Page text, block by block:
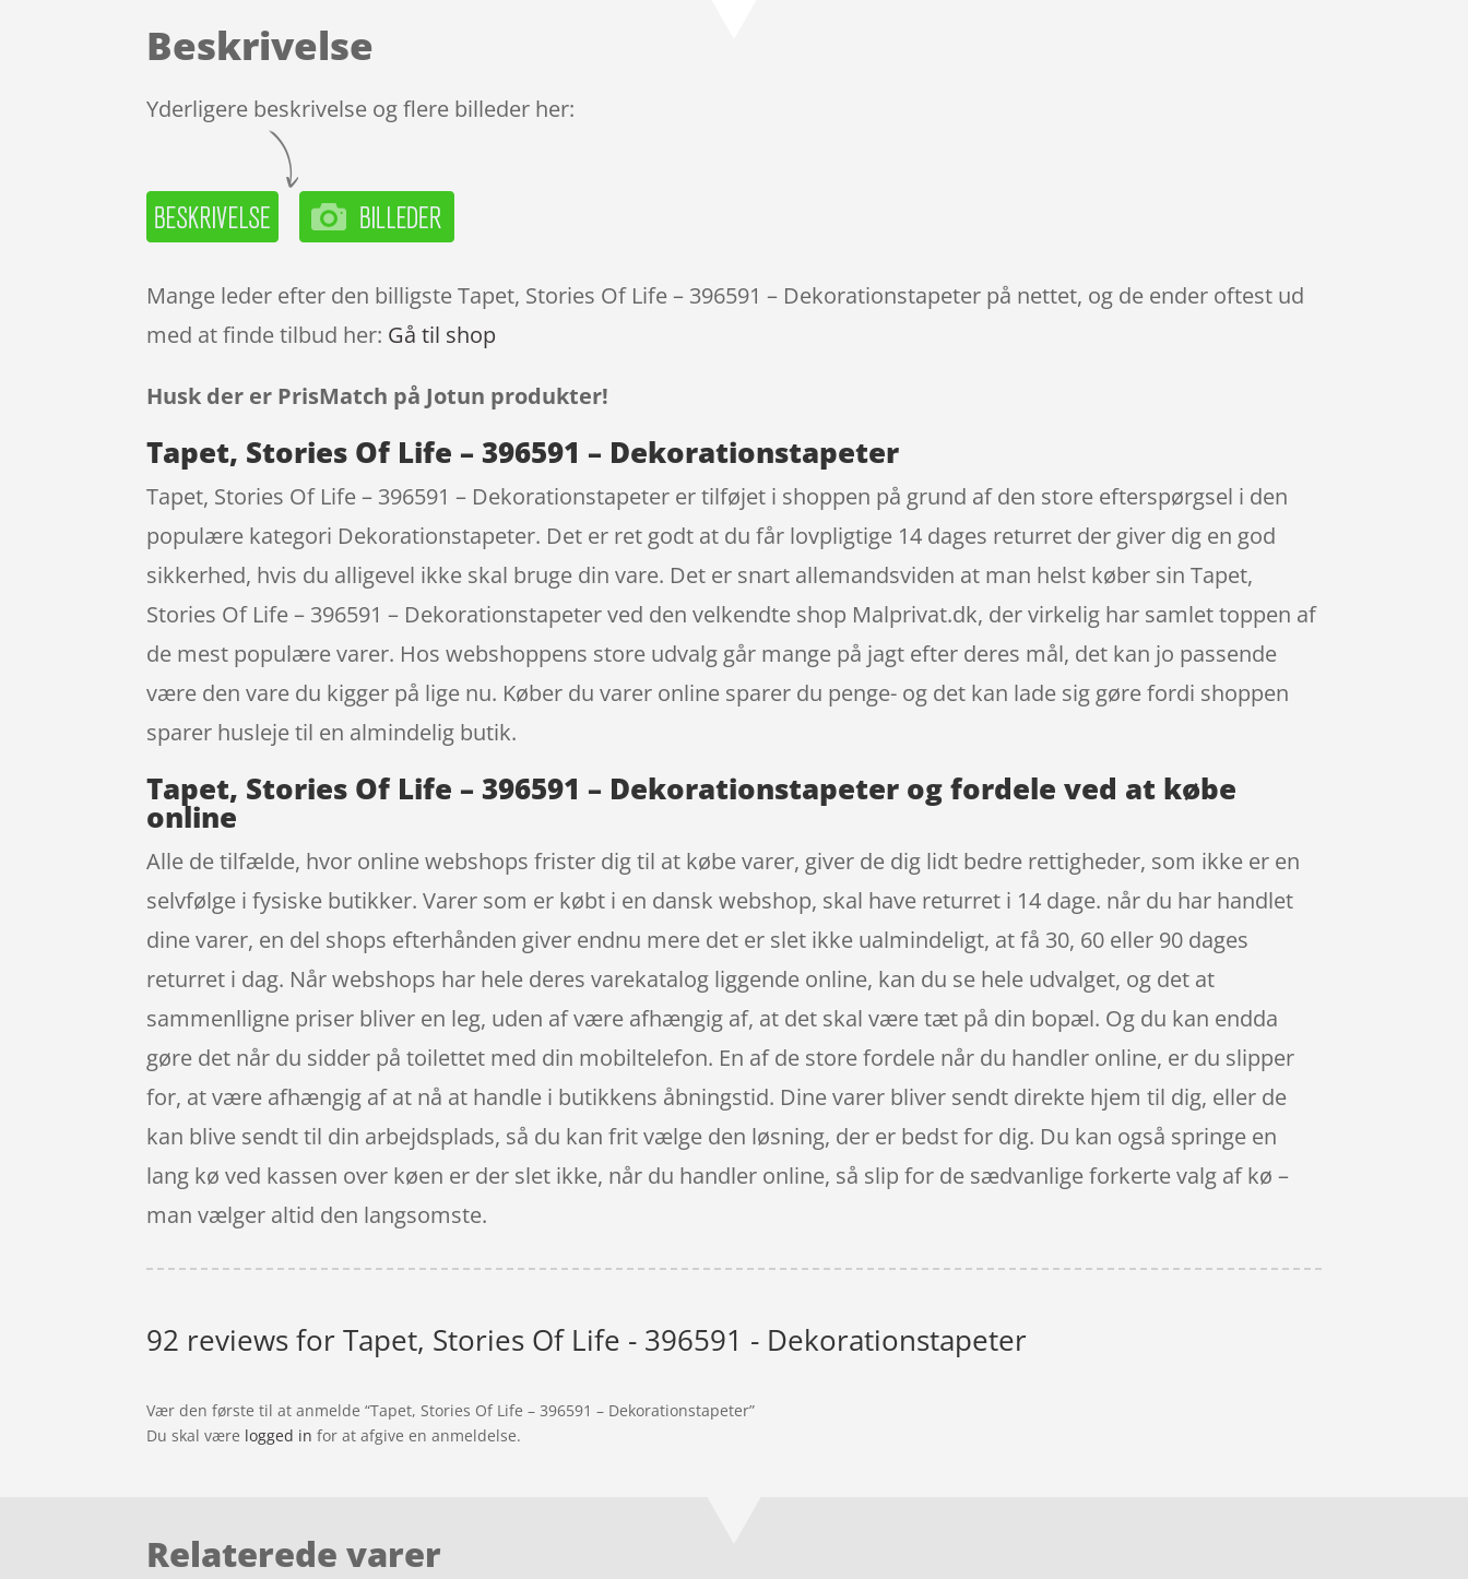
Beskrivelse
Yderligere beskrivelse og flere billeder her:
Mange leder efter den billigste Tapet, Stories Of Life – 396591 – Dekorationstapeter på nettet, og de ender oftest ud
med at finde tilbud her: Gå til shop
Husk der er PrisMatch på Jotun produkter!
Tapet, Stories Of Life – 396591 – Dekorationstapeter
Tapet, Stories Of Life – 396591 – Dekorationstapeter er tilføjet i shoppen på grund af den store efterspørgsel i den
populære kategori Dekorationstapeter. Det er ret godt at du får lovpligtige 14 dages returret der giver dig en god
sikkerhed, hvis du alligevel ikke skal bruge din vare. Det er snart allemandsviden at man helst køber sin Tapet,
Stories Of Life – 396591 – Dekorationstapeter ved den velkendte shop Malprivat.dk, der virkelig har samlet toppen af
de mest populære varer. Hos webshoppens store udvalg går mange på jagt efter deres mål, det kan jo passende
være den vare du kigger på lige nu. Køber du varer online sparer du penge- og det kan lade sig gøre fordi shoppen
sparer husleje til en almindelig butik.
Tapet, Stories Of Life – 396591 – Dekorationstapeter og fordele ved at købe
online
Alle de tilfælde, hvor online webshops frister dig til at købe varer, giver de dig lidt bedre rettigheder, som ikke er en
selvfølge i fysiske butikker. Varer som er købt i en dansk webshop, skal have returret i 14 dage. når du har handlet
dine varer, en del shops efterhånden giver endnu mere det er slet ikke ualmindeligt, at få 30, 60 eller 90 dages
returret i dag. Når webshops har hele deres varekatalog liggende online, kan du se hele udvalget, og det at
sammenlligne priser bliver en leg, uden af være afhængig af, at det skal være tæt på din bopæl. Og du kan endda
gøre det når du sidder på toilettet med din mobiltelefon. En af de store fordele når du handler online, er du slipper
for, at være afhængig af at nå at handle i butikkens åbningstid. Dine varer bliver sendt direkte hjem til dig, eller de
kan blive sendt til din arbejdsplads, så du kan frit vælge den løsning, der er bedst for dig. Du kan også springe en
lang kø ved kassen over køen er der slet ikke, når du handler online, så slip for de sædvanlige forkerte valg af kø –
man vælger altid den langsomste.
92 reviews forTapet, Stories Of Life - 396591 - Dekorationstapeter
Vær den første til at anmelde “Tapet, Stories Of Life – 396591 – Dekorationstapeter”
Du skal være logged in for at afgive en anmeldelse.
Relaterede varer